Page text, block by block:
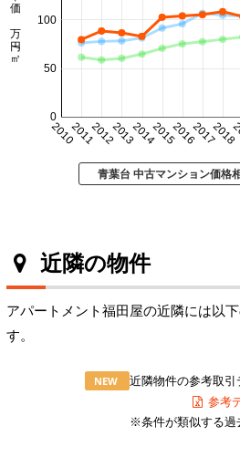
201020112012201320142015201620172018
0
50
100
青葉台 中古マンション価格
近隣の物件
アパートメント福田屋の近隣には以
す。
NEW
近隣物件の参考取
参考
※条件が類似する過